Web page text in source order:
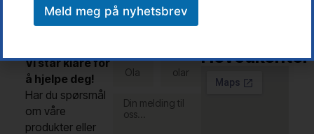
Kontakt
Vi står klare for
å hjelpe deg!
Har du spørsmål
om våre
produkter eller
Hovedkontor
i
d
e
l
s
e
d
Meld meg på nyhetsbrev